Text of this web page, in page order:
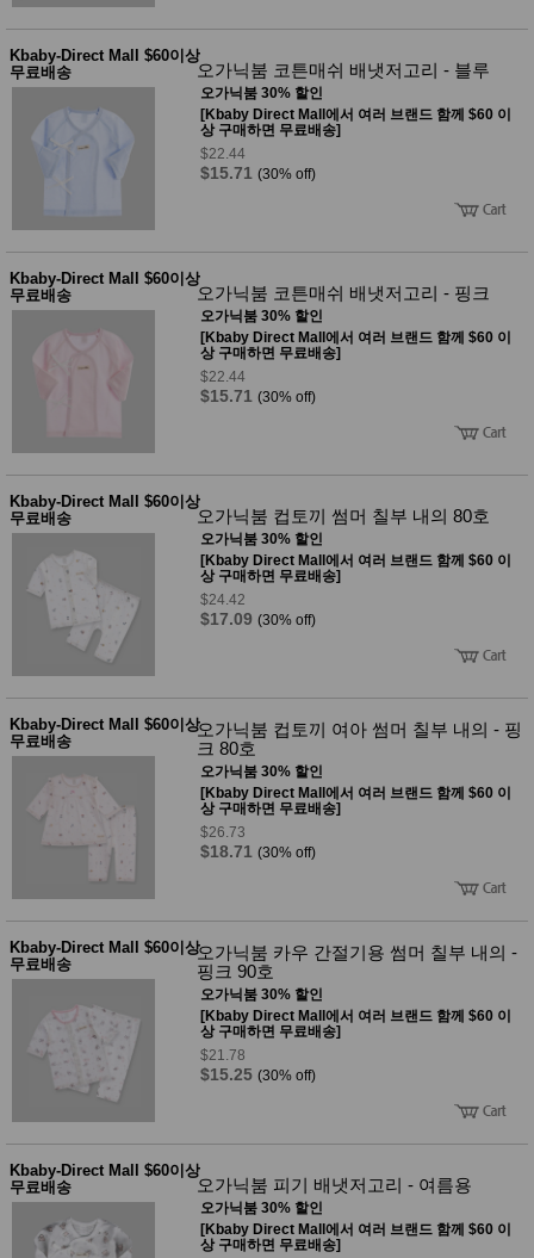
Kbaby-Direct Mall $60이상
무료배송
오가닉붐 코튼매쉬 배냇저고리 - 블루
오가닉붐 30% 할인
[Kbaby Direct Mall에서 여러 브랜드 함께 $60 이
상 구매하면 무료배송]
$22.44
$15.71 (30% off)
Kbaby-Direct Mall $60이상
무료배송
오가닉붐 코튼매쉬 배냇저고리 - 핑크
오가닉붐 30% 할인
[Kbaby Direct Mall에서 여러 브랜드 함께 $60 이
상 구매하면 무료배송]
$22.44
$15.71 (30% off)
Kbaby-Direct Mall $60이상
무료배송
오가닉붐 컵토끼 썸머 칠부 내의 80호
오가닉붐 30% 할인
[Kbaby Direct Mall에서 여러 브랜드 함께 $60 이
상 구매하면 무료배송]
$24.42
$17.09 (30% off)
Kbaby-Direct Mall $60이상
무료배송
오가닉붐 컵토끼 여아 썸머 칠부 내의 - 핑
크 80호
오가닉붐 30% 할인
[Kbaby Direct Mall에서 여러 브랜드 함께 $60 이
상 구매하면 무료배송]
$26.73
$18.71 (30% off)
Kbaby-Direct Mall $60이상
무료배송
오가닉붐 카우 간절기용 썸머 칠부 내의 -
핑크 90호
오가닉붐 30% 할인
[Kbaby Direct Mall에서 여러 브랜드 함께 $60 이
상 구매하면 무료배송]
$21.78
$15.25 (30% off)
Kbaby-Direct Mall $60이상
무료배송
오가닉붐 피기 배냇저고리 - 여름용
오가닉붐 30% 할인
[Kbaby Direct Mall에서 여러 브랜드 함께 $60 이
상 구매하면 무료배송]